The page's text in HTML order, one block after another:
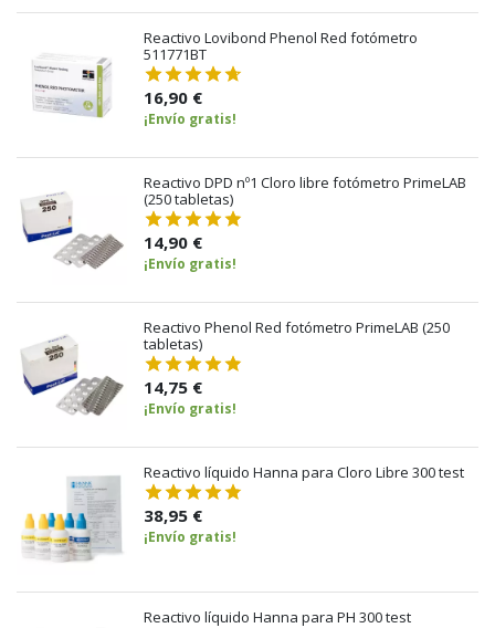
Reactivo Lovibond Phenol Red fotómetro
511771BT
16,90 €
¡Envío gratis!
Reactivo DPD nº1 Cloro libre fotómetro PrimeLAB
(250 tabletas)
14,90 €
¡Envío gratis!
Reactivo Phenol Red fotómetro PrimeLAB (250
tabletas)
14,75 €
¡Envío gratis!
Reactivo líquido Hanna para Cloro Libre 300 test
38,95 €
¡Envío gratis!
Reactivo líquido Hanna para PH 300 test